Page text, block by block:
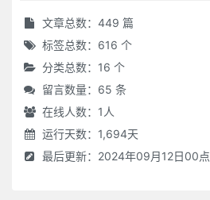
文章总数：449 篇
标签总数：616 个
分类总数：16 个
留言数量：65 条
在线人数： 1 人
运行天数：1,694天
最后更新：2024年09月12日00点